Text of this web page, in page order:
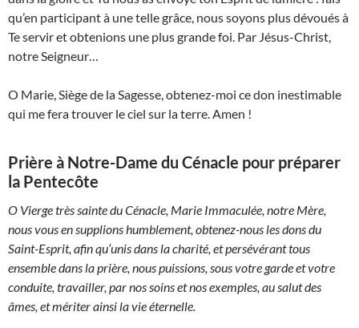
qu’en participant à une telle grâce, nous soyons plus dévoués à
Te servir et obtenions une plus grande foi. Par Jésus-Christ,
notre Seigneur…
O Marie, Siège de la Sagesse, obtenez-moi ce don inestimable
qui me fera trouver le ciel sur la terre. Amen !
Prière à Notre-Dame du Cénacle pour préparer
la Pentecôte
O Vierge très sainte du Cénacle, Marie Immaculée, notre Mère,
nous vous en supplions humblement, obtenez-nous les dons du
Saint-Esprit, afin qu’unis dans la charité, et persévérant tous
ensemble dans la prière, nous puissions, sous votre garde et votre
conduite, travailler, par nos soins et nos exemples, au salut des
âmes, et mériter ainsi la vie éternelle.